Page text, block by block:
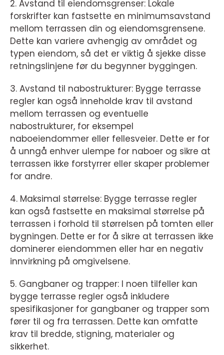
2. Avstand til eiendomsgrenser: Lokale
forskrifter kan fastsette en minimumsavstand
mellom terrassen din og eiendomsgrensene.
Dette kan variere avhengig av området og
typen eiendom, så det er viktig å sjekke disse
retningslinjene før du begynner byggingen.
3. Avstand til nabostrukturer: Bygge terrasse
regler kan også inneholde krav til avstand
mellom terrassen og eventuelle
nabostrukturer, for eksempel
naboeiendommer eller fellesveier. Dette er for
å unngå enhver ulempe for naboer og sikre at
terrassen ikke forstyrrer eller skaper problemer
for andre.
4. Maksimal størrelse: Bygge terrasse regler
kan også fastsette en maksimal størrelse på
terrassen i forhold til størrelsen på tomten eller
bygningen. Dette er for å sikre at terrassen ikke
dominerer eiendommen eller har en negativ
innvirkning på omgivelsene.
5. Gangbaner og trapper: I noen tilfeller kan
bygge terrasse regler også inkludere
spesifikasjoner for gangbaner og trapper som
fører til og fra terrassen. Dette kan omfatte
krav til bredde, stigning, materialer og
sikkerhet.